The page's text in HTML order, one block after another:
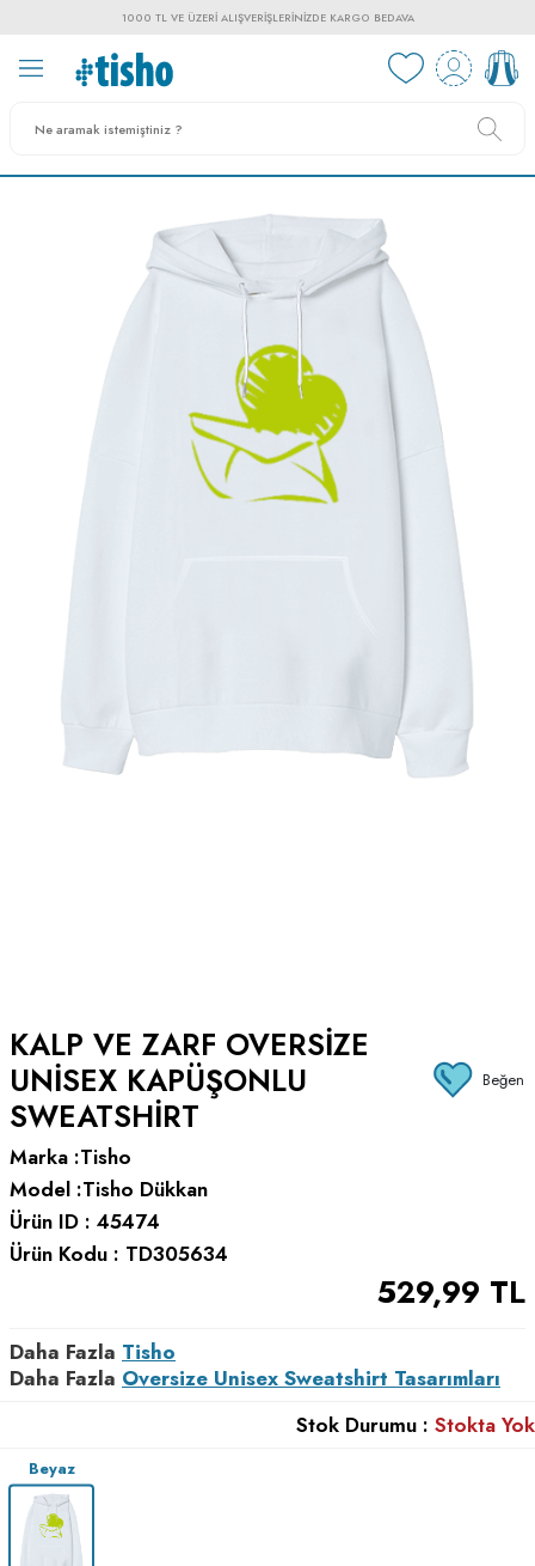
1000 TL VE ÜZERI ALIŞVERIŞLERINIZDE KARGO BEDAVA
KALP VE ZARF OVERSIZE
UNISEX KAPÜŞONLU
SWEATSHIRT
Beğen
Marka :Tisho
Model :Tisho Dükkan
Ürün ID : 45474
Ürün Kodu : TD305634
529,99 TL
Daha Fazla Tisho
Daha Fazla Oversize Unisex Sweatshirt Tasarımları
Stok Durumu : Stokta Yok
Beyaz